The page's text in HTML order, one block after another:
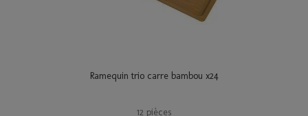
Ramequin trio carre bambou x24
12 pièces